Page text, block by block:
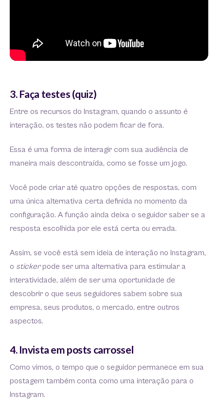
3. Faça testes (quiz)
Entre os recursos do Instagram, quando o assunto é
interação, os testes não podem ficar de fora.
Essa é uma forma de interagir com sua audiência de
maneira mais descontraída, como se fosse um jogo.
Você pode criar até quatro opções de respostas, com
uma única alternativa certa definida no momento da
configuração. A função ainda deixa o seguidor saber se a
resposta escolhida por ele está certa ou errada.
Assim, se você está sem ideia de interação no Instagram,
o sticker pode ser uma alternativa para estimular a
interatividade, além de ser uma oportunidade de
descobrir o que seus seguidores sabem sobre sua
empresa, seus produtos, o mercado, entre outros
aspectos.
4. Invista em posts carrossel
Como vimos, o tempo que o seguidor permanece em sua
postagem também conta como uma interação para o
Instagram.